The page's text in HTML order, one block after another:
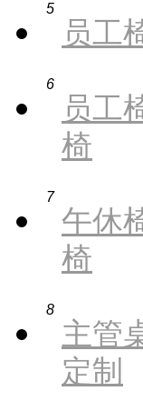
5
员工
6
员工
椅
7
午休
椅
8
主管
定制